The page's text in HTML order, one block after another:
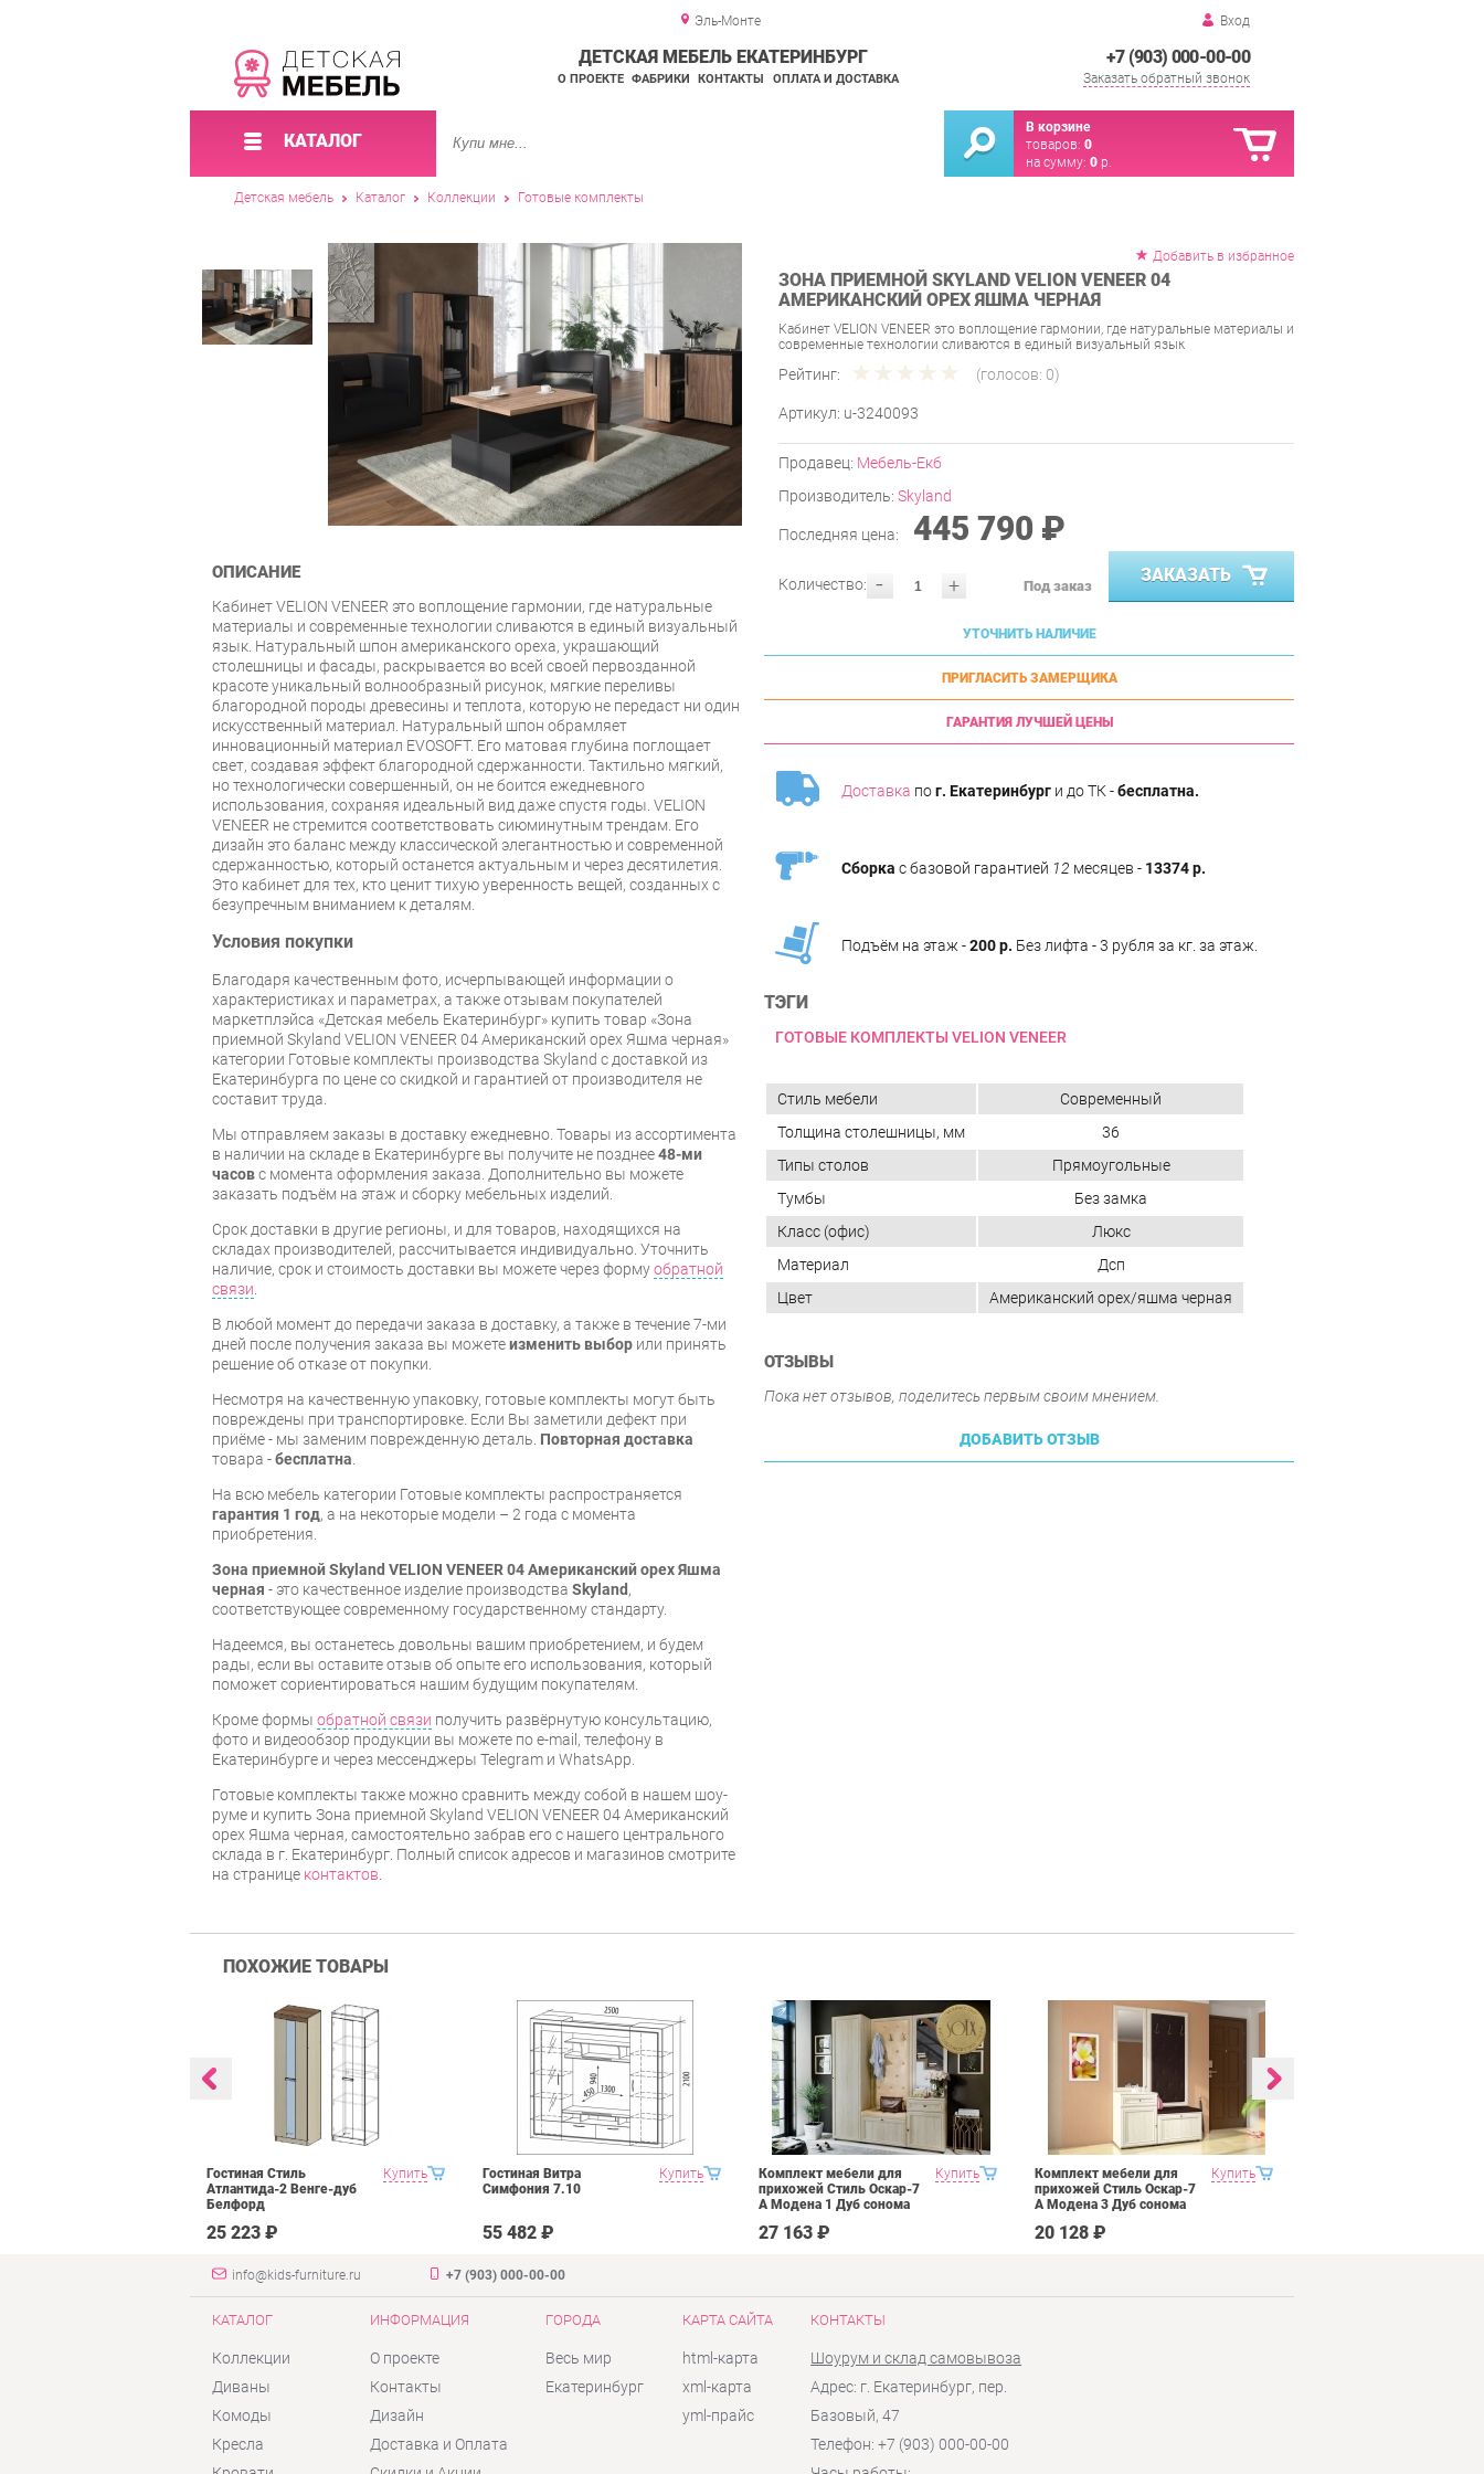
Эль-Монте Вход
+7 (903) 000-00-00
Заказать обратный звонок
ДЕТСКАЯ МЕБЕЛЬ ЕКАТЕРИНБУРГ
О ПРОЕКТЕ ФАБРИКИ КОНТАКТЫ ОПЛАТА И ДОСТАВКА
КАТАЛОГ
В корзине
товаров: 0
на сумму: 0 р.
Детская мебель Каталог Коллекции Готовые комплекты
Добавить в избранное
ЗОНА ПРИЕМНОЙ SKYLAND VELION VENEER 04
АМЕРИКАНСКИЙ ОРЕХ ЯШМА ЧЕРНАЯ
Кабинет VELION VENEER это воплощение гармонии, где натуральные материалы и
современные технологии сливаются в единый визуальный язык
Рейтинг: (голосов: 0)
Артикул: u-3240093
Продавец: Мебель-Екб
Производитель: Skyland
Последняя цена: 445 790 ₽
- +
Количество: Под заказ
ЗАКАЗАТЬ
УТОЧНИТЬ НАЛИЧИЕ
ПРИГЛАСИТЬ ЗАМЕРЩИКА
ГАРАНТИЯ ЛУЧШЕЙ ЦЕНЫ
Доставка пог. Екатеринбург и до ТК -бесплатна.
Сборка с базовой гарантией 12 месяцев - 13374 р.
Подъём на этаж -200 р. Без лифта - 3 рубля за кг. за этаж.
ТЭГИ
ГОТОВЫЕ КОМПЛЕКТЫ VELION VENEER
ОПИСАНИЕ
Кабинет VELION VENEER это воплощение гармонии, где натуральные
материалы и современные технологии сливаются в единый визуальный
язык. Натуральный шпон американского ореха, украшающий
столешницы и фасады, раскрывается во всей своей первозданной
красоте уникальный волнообразный рисунок, мягкие переливы
благородной породы древесины и теплота, которую не передаст ни один
искусственный материал. Натуральный шпон обрамляет
инновационный материал EVOSOFT. Его матовая глубина поглощает
свет, создавая эффект благородной сдержанности. Тактильно мягкий,
но технологически совершенный, он не боится ежедневного
использования, сохраняя идеальный вид даже спустя годы. VELION
VENEER не стремится соответствовать сиюминутным трендам. Его
дизайн это баланс между классической элегантностью и современной
сдержанностью, который останется актуальным и через десятилетия.
Это кабинет для тех, кто ценит тихую уверенность вещей, созданных с
безупречным вниманием к деталям.
Условия покупки
Благодаря качественным фото, исчерпывающей информации о
характеристиках и параметрах, а также отзывам покупателей
маркетплэйса «Детская мебель Екатеринбург» купить товар «Зона
приемной Skyland VELION VENEER 04 Американский орех Яшма черная»
категории Готовые комплекты производства Skyland с доставкой из
Екатеринбурга по цене со скидкой и гарантией от производителя не
составит труда.
Мы отправляем заказы в доставку ежедневно. Товары из ассортимента
в наличии на складе в Екатеринбурге вы получите не позднее48-ми
часовс момента оформления заказа. Дополнительно вы можете
заказать подъём на этаж и сборку мебельных изделий.
Срок доставки в другие регионы, и для товаров, находящихся на
складах производителей, рассчитывается индивидуально. Уточнить
наличие, срок и стоимость доставки вы можете через формуобратной
связи.
В любой момент до передачи заказа в доставку, а также в течение 7-ми
дней после получения заказа вы можетеизменить выбор или принять
решение об отказе от покупки.
Несмотря на качественную упаковку, готовые комплекты могут быть
повреждены при транспортировке. Если Вы заметили дефект при
приёме - мы заменим поврежденную деталь. Повторная доставка
товара -бесплатна.
На всю мебель категории Готовые комплекты распространяется
гарантия 1 год, а на некоторые модели – 2 года с момента
приобретения.
Зона приемной Skyland VELION VENEER 04 Американский орех Яшма
черная - это качественное изделие производства Skyland,
соответствующее современному государственному стандарту.
Надеемся, вы останетесь довольны вашим приобретением, и будем
рады, если вы оставите отзыв об опыте его использования, который
поможет сориентироваться нашим будущим покупателям.
Кроме формы обратной связи получить развёрнутую консультацию,
фото и видеообзор продукции вы можете по e-mail, телефону в
Екатеринбурге и через мессенджеры Telegram и WhatsApp.
Готовые комплекты также можно сравнить между собой в нашем шоу-
руме и купить Зона приемной Skyland VELION VENEER 04 Американский
орех Яшма черная, самостоятельно забрав его с нашего центрального
склада в г. Екатеринбург. Полный список адресов и магазинов смотрите
на странице контактов.
Стиль мебели
Современный
Толщина столешницы, мм
36
Типы столов
Прямоугольные
Тумбы
Без замка
Класс (офис)
Люкс
Материал
Дсп
Цвет
Американский орех/яшма черная
ОТЗЫВЫ
Пока нет отзывов, поделитесь первым своим мнением.
ДОБАВИТЬ ОТЗЫВ
ПОХОЖИЕ ТОВАРЫ
Купить
Гостиная Стиль
Атлантида-2 Венге-дуб
Белфорд
25 223 ₽
Купить
Гостиная Витра
Симфония 7.10
55 482 ₽
Купить
Комплект мебели для
прихожей Стиль Оскар-7
А Модена 1 Дуб сонома
27 163 ₽
Купить
Комплект мебели для
прихожей Стиль Оскар-7
А Модена 3 Дуб сонома
20 128 ₽
info@kids-furniture.ru +7 (903) 000-00-00
КАТАЛОГ
Коллекции
Диваны
Комоды
Кресла
ИНФОРМАЦИЯ
О проекте
Контакты
Дизайн
Доставка и Оплата
ГОРОДА
Весь мир
Екатеринбург
КАРТА САЙТА
html-карта
xml-карта
yml-прайс
КОНТАКТЫ
Шоурум и склад самовывоза
Адрес: г. Екатеринбург, пер.
Базовый, 47
Телефон: +7 (903) 000-00-00